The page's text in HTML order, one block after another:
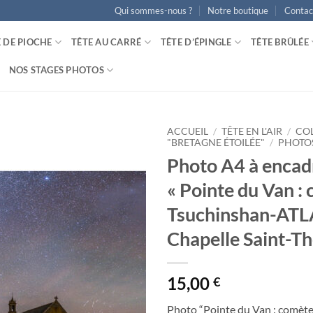
Qui sommes-nous ? Notre boutique
DE PIOCHE TÊTE AU CARRÉ TÊTE D’ÉPINGLE TÊTE BRÛLÉE
NOS STAGES PHOTOS
à la
wishlist
ACCUEIL / TÊTE EN L'AIR /
"BRETAGNE ÉTOILÉE" /
Photo A4 à
« Pointe du Van :
Tsuchinshan-
Chapelle Saint-
15,00 €
Photo “Pointe du Van :